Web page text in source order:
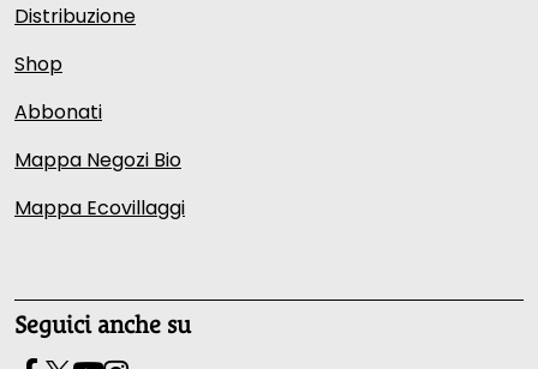
Distribuzione
Shop
Abbonati
Mappa Negozi Bio
Mappa Ecovillaggi
Seguici anche su